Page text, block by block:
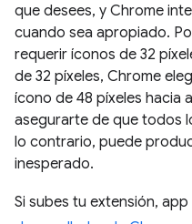
que desees, y Chrome
cuando sea apropiado.
requerir íconos de 32
de 32 píxeles, Chrome
ícono de 48 píxeles hacia
asegurarte de que todos
lo contrario, puede
inesperado.
Si subes tu extensión,